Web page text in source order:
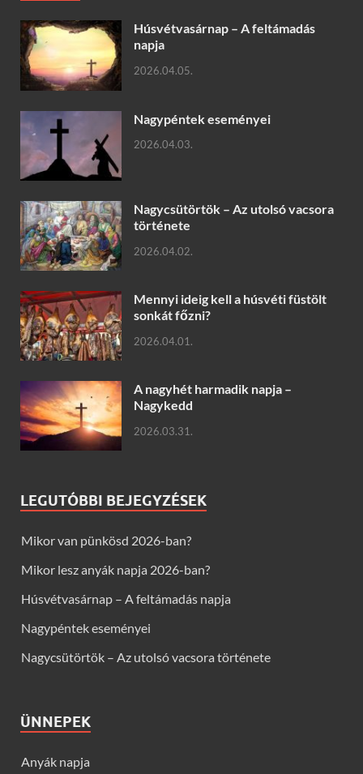
Húsvétvasárnap – A feltámadás
napja
2026.04.05.
Nagypéntek eseményei
2026.04.03.
Nagycsütörtök – Az utolsó vacsora
története
2026.04.02.
Mennyi ideig kell a húsvéti füstölt
sonkát főzni?
2026.04.01.
A nagyhét harmadik napja –
Nagykedd
2026.03.31.
LEGUTÓBBI BEJEGYZÉSEK
Mikor van pünkösd 2026-ban?
Mikor lesz anyák napja 2026-ban?
Húsvétvasárnap – A feltámadás napja
Nagypéntek eseményei
Nagycsütörtök – Az utolsó vacsora története
ÜNNEPEK
Anyák napja